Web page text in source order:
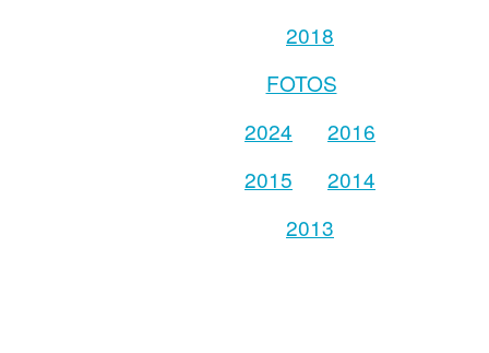
2018
FOTOS
2024
2016
2015
2014
2013